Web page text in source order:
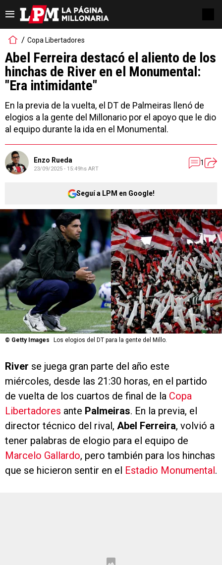
Copa Libertadores
Abel Ferreira destacó el aliento de los
hinchas de River en el Monumental:
"Era intimidante"
En la previa de la vuelta, el DT de Palmeiras llenó de
elogios a la gente del Millonario por el apoyo que le dio
al equipo durante la ida en el Monumental.
Enzo Rueda
23/09/2025 - 15:49hs ART
1
Seguí a LPM en Google!
© Getty Images Los elogios del DT para la gente del Millo.
River se juega gran parte del año este
miércoles, desde las 21:30 horas, en el partido
de vuelta de los cuartos de final de la Copa
Libertadores ante Palmeiras. En la previa, el
director técnico del rival, Abel Ferreira, volvió a
tener palabras de elogio para el equipo de
Marcelo Gallardo, pero también para los hinchas
que se hicieron sentir en el Estadio Monumental .